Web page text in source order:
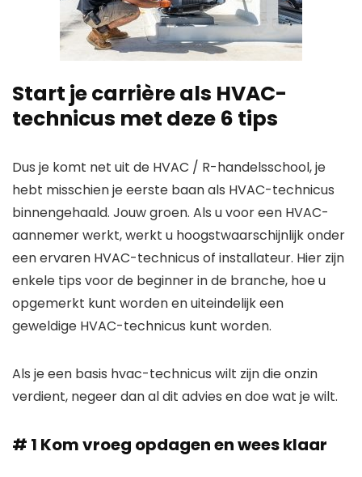
Start je carrière als HVAC-
technicus met deze 6 tips
Dus je komt net uit de HVAC / R-handelsschool, je
hebt misschien je eerste baan als HVAC-technicus
binnengehaald. Jouw groen. Als u voor een HVAC-
aannemer werkt, werkt u hoogstwaarschijnlijk onder
een ervaren HVAC-technicus of installateur. Hier zijn
enkele tips voor de beginner in de branche, hoe u
opgemerkt kunt worden en uiteindelijk een
geweldige HVAC-technicus kunt worden.
Als je een basis hvac-technicus wilt zijn die onzin
verdient, negeer dan al dit advies en doe wat je wilt.
# 1 Kom vroeg opdagen en wees klaar